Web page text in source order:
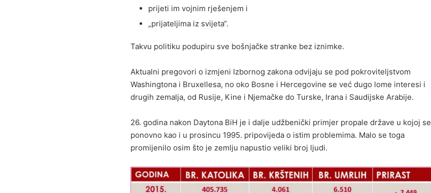
prijeti im vojnim rješenjem i
„prijateljima iz svijeta“.
Takvu politiku podupiru sve bošnjačke stranke bez iznimke.
Aktualni pregovori o izmjeni Izbornog zakona odvijaju se pod pokroviteljstvom
Washingtona i Bruxellesa, no oko Bosne i Hercegovine se već dugo lome interesi i
drugih zemalja, od Rusije, Kine i Njemačke do Turske, Irana i Saudijske Arabije.
26. godina nakon Daytona BiH je i dalje udžbenički primjer propale države u kojoj se
ponovno kao i u prosincu 1995. pripovijeda o istim problemima. Malo se toga
promijenilo osim što je zemlju napustio veliki broj ljudi.